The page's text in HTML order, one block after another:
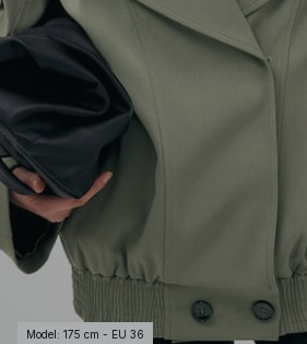
Model : 175 cm - EU 36